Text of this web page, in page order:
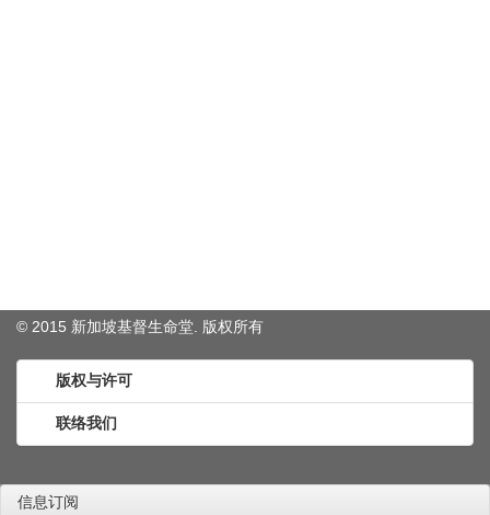
© 2015 新加坡基督生命堂. 版权所有
版权与许可
联络我们
信息订阅